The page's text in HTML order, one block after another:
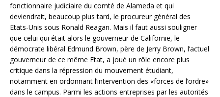
fonctionnaire judiciaire du comté de Alameda et qui
deviendrait, beaucoup plus tard, le procureur général des
Etats-Unis sous Ronald Reagan. Mais il faut aussi souligner
que celui qui était alors le gouverneur de Californie, le
démocrate libéral Edmund Brown, père de Jerry Brown, l’actuel
gouverneur de ce même Etat, a joué un rôle encore plus
critique dans la répression du mouvement étudiant,
notamment en ordonnant l’intervention des «forces de l’ordre»
dans le campus. Parmi les actions entreprises par les autorités